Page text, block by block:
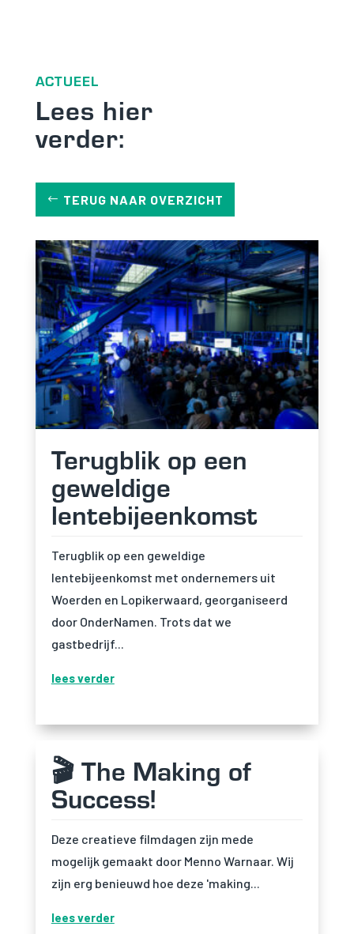
ACTUEEL
Lees hier
verder:
TERUG NAAR OVERZICHT
Terugblik op een
geweldige
lentebijeenkomst
Terugblik op een geweldige
lentebijeenkomst met ondernemers uit
Woerden en Lopikerwaard, georganiseerd
door OnderNamen. Trots dat we
gastbedrijf...
lees verder
🎬 The Making of
Success!
Deze creatieve filmdagen zijn mede
mogelijk gemaakt door Menno Warnaar. Wij
zijn erg benieuwd hoe deze 'making...
lees verder